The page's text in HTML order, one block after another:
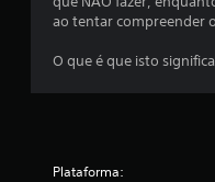
ao tentar compreender
O que é que isto
Plataforma: